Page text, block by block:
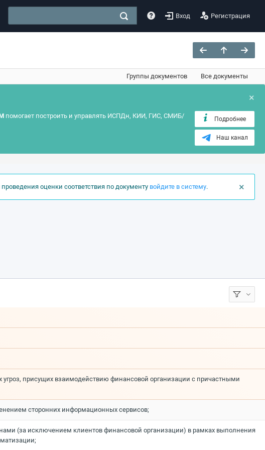
Вход Регистрация
Группы документов Все документы
×
помогает построить и управлять ИСПДн, КИИ, ГИС, СМИБ/
Подробнее
Наш канал
×
оценки соответствия по документу войдите в систему.
присущих взаимодействию финансовой организации с причастными
сторонних информационных сервисов;
(за исключением клиентов финансовой организации) в рамках выполнения